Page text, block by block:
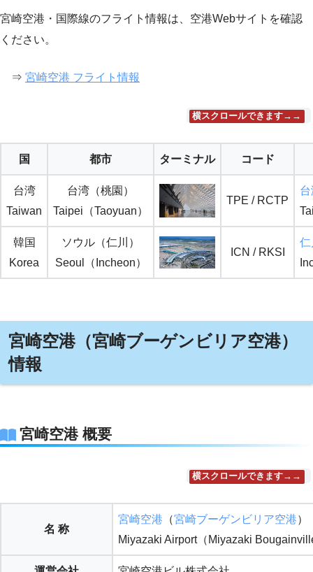
宮崎空港・国際線のフライト情報は、空港Webサイトを確認
ください。
⇒ 宮崎空港 フライト情報
横スクロールできます→→
国 都市 ターミナル コード
台湾
Taiwan
台湾（桃園）
Taipei（Taoyuan）
TPE / RCTP
韓国
Korea
ソウル（仁川）
Seoul（Incheon）
ICN / RKSI
仁
宮崎空港（宮崎ブーゲンビリア空港）
情報
宮崎空港 概要
横スクロールできます→→
名 称
宮崎空港 （宮崎ブーゲンビリア空港）
Miyazaki Airport（Miyazaki